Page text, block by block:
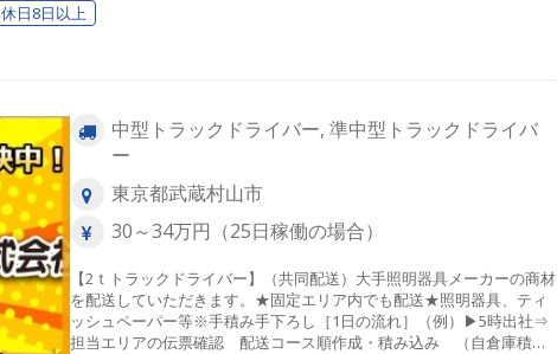
休日8日以上
中型トラックドライバー, 準中型トラックドライバ
ー
東京都武蔵村山市
30～34万円（25日稼働の場合）
【2ｔトラックドライバー】（共同配送）大手照明器具メーカーの商材
を配送していただきます。★固定エリア内でも配送★照明器具、ティ
ッシュペーパー等※手積み手下ろし［1日の流れ］（例）▶5時出社⇒
担当エリアの伝票確認 配送コース順作成・積み込み （自倉庫積